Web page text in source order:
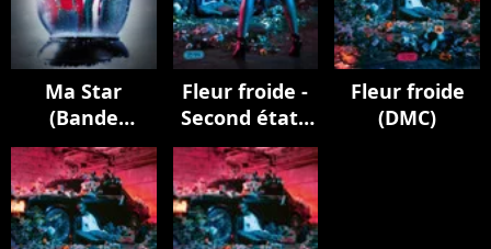
Ma Star
(Bande
Originale de la
série
"Christmas
Flow")
Fleur froide -
Second état :
la
cristallisation
Fleur froide
(DMC)